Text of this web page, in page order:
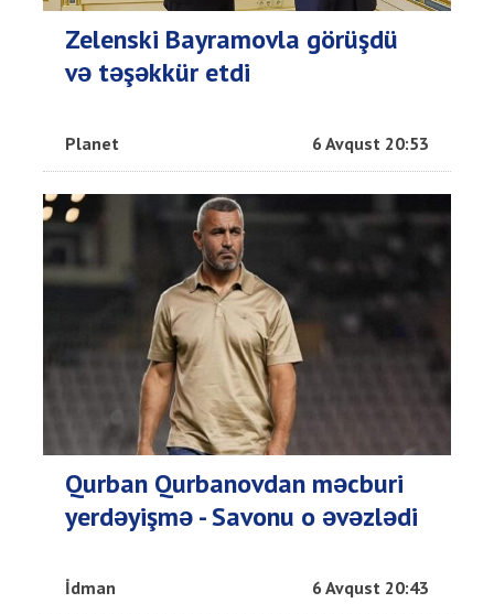
Zelenski Bayramovla görüşdü
və təşəkkür etdi
Planet 6 Avqust 20:53
Qurban Qurbanovdan məcburi
yerdəyişmə - Savonu o əvəzlədi
İdman 6 Avqust 20:43